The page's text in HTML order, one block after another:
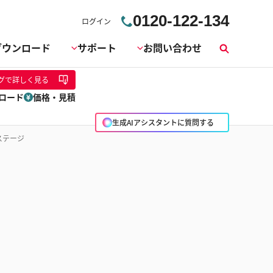
ログイン 0120-122-134
ンロード サポート お問い合わせ
索
生成AIアシスタントに質問する
で詳しく見る
ード 価格・見積
ージ